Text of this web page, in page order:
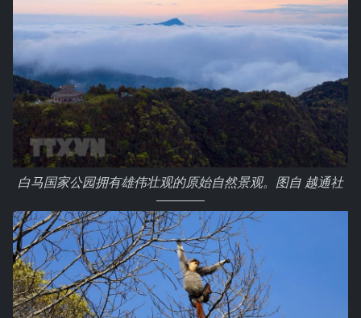
白马国家公园拥有雄伟壮观的原始自然景观。图自 越通社